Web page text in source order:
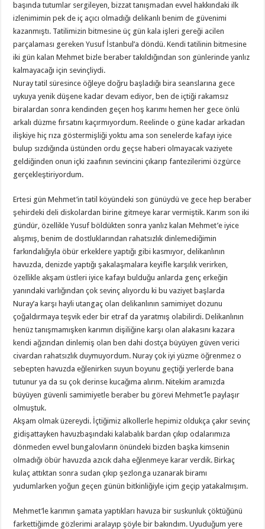
başında tutumlar sergileyen, bizzat tanışmadan evvel hakkındaki ilk
izlenimimin pek de iç açıcı olmadığı delikanlı benim de güvenimi
kazanmıştı. Tatilimizin bitmesine üç gün kala işleri gereği acilen
parçalaması gereken Yusuf İstanbul’a döndü. Kendi tatilinin bitmesine
iki gün kalan Mehmet bizle beraber takıldığından son günlerinde yanlız
kalmayacağı için sevinçliydi.
Nuray tatil süresince öğleye doğru başladığı bira seanslarına gece
uykuya yenik düşene kadar devam ediyor, ben de içtiği rakamsız
biralardan sonra kendinden geçen hoş karımı hemen her gece önlü
arkalı düzme fırsatını kaçırmıyordum. Reelinde o güne kadar arkadan
ilişkiye hiç rıza göstermişliği yoktu ama son senelerde kafayı iyice
bulup sızdığında üstünden ordu geçse haberi olmayacak vaziyete
geldiğinden onun içki zaafının sevincini çıkarıp fantezilerimi özgürce
gerçekleştiriyordum.
Ertesi gün Mehmet’in tatil köyündeki son günüydü ve gece hep beraber
şehirdeki deli diskolardan birine gitmeye karar vermiştik. Karım son iki
gündür, özellikle Yusuf böldükten sonra yanlız kalan Mehmet’e iyice
alışmış, benim de dostluklarından rahatsızlık dinlemediğimin
farkındalığıyla öbür erkeklere yaptığı gibi kasmıyor, delikanlının
havuzda, denizde yaptığı şakalaşmalara keyifle karşılık verirken,
özellikle akşam üstleri iyice kafayı bulduğu anlarda genç erkeğin
yanındaki varlığından çok sevinç alıyordu ki bu vaziyet başlarda
Nuray’a karşı hayli utangaç olan delikanlının samimiyet dozunu
çoğaldırmaya teşvik eder bir etraf da yaratmış olabilirdi. Delikanlının
henüz tanışmamışken karımın dişiliğine karşı olan alakasını kazara
kendi ağzından dinlemiş olan ben dahi dostça büyüyen güven verici
civardan rahatsızlık duymuyordum. Nuray çok iyi yüzme öğrenmez o
sebepten havuzda eğlenirken suyun boyunu geçtiği yerlerde bana
tutunur ya da su çok derinse kucağıma alırım. Nitekim aramızda
büyüyen güvenli samimiyetle beraber bu görevi Mehmet’le paylaşır
olmuştuk.
Akşam olmak üzereydi. İçtiğimiz alkollerle hepimiz oldukça çakır sevinç
gidişattayken havuzbaşındaki kalabalık bardan çıkıp odalarımıza
dönmeden evvel bungalovların önündeki bizden başka kimsenin
olmadığı öbür havuzda azıcık daha eğlenmeye karar verdik. Birkaç
kulaç attıktan sonra sudan çıkıp şezlonga uzanarak biramı
yudumlarken yoğun geçen günün bitkinliğiyle içim geçip yatakalmışım.
Mehmet’le karımın şamata yaptıkları havuza bir suskunluk çöktüğünü
farkettiğimde gözlerimi aralayıp şöyle bir bakındım. Uyuduğum yere